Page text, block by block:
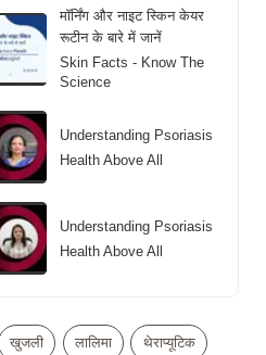
मॉर्निंग और नाइट स्किन केयर
रूटीन के बारे में जानें
Skin Facts - Know The
Science
Understanding Psoriasis
Health Above All
Understanding Psoriasis
Health Above All
30+: Causes and
Solutions
Skin Facts - Know The
खुजली लालिमा थेराप्यूटिक